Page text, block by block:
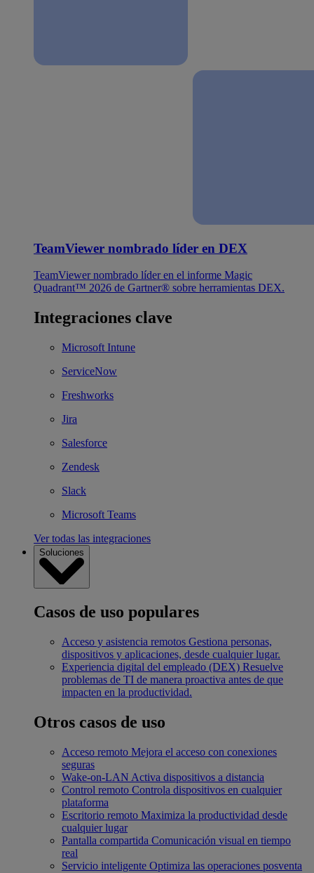
TeamViewer nombrado líder en DEX
TeamViewer nombrado líder en el informe Magic
Quadrant™ 2026 de Gartner® sobre herramientas DEX.
Integraciones clave
Microsoft Intune
ServiceNow
Freshworks
Jira
Salesforce
Zendesk
Slack
Microsoft Teams
Ver todas las integraciones
Soluciones
Casos de uso populares
Acceso y asistencia remotos Gestiona personas,
dispositivos y aplicaciones, desde cualquier lugar.
Experiencia digital del empleado (DEX) Resuelve
problemas de TI de manera proactiva antes de que
impacten en la productividad.
Otros casos de uso
Acceso remoto Mejora el acceso con conexiones
seguras
Wake-on-LAN Activa dispositivos a distancia
Control remoto Controla dispositivos en cualquier
plataforma
Escritorio remoto Maximiza la productividad desde
cualquier lugar
Pantalla compartida Comunicación visual en tiempo
real
Servicio inteligente Optimiza las operaciones posventa